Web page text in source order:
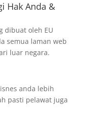
Hak Anda &
dibuat oleh EU
semua laman web
luar negara.
anda lebih
pasti pelawat juga